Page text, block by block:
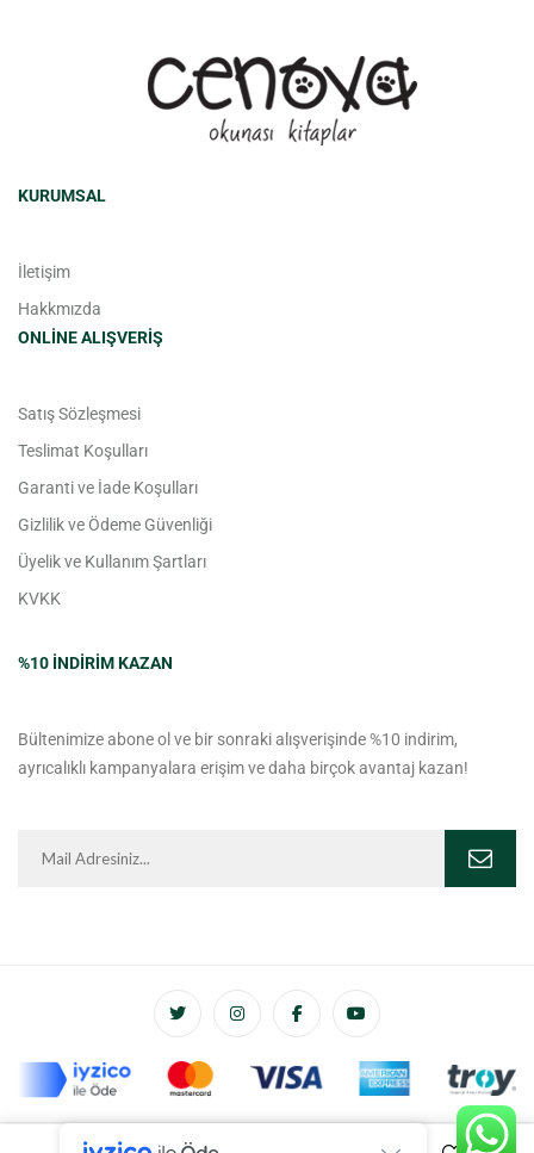
KURUMSAL
İletişim
Hakkmızda
ONLINE ALIŞVERIŞ
Satış Sözleşmesi
Teslimat Koşulları
Garanti ve İade Koşulları
Gizlilik ve Ödeme Güvenliği
Üyelik ve Kullanım Şartları
KVKK
%10 INDIRIM KAZAN
Bültenimize abone ol ve bir sonraki alışverişinde %10 indirim,
ayrıcalıklı kampanyalara erişim ve daha birçok avantaj kazan!